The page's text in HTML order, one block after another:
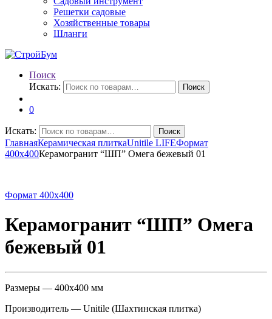
Решетки садовые
Хозяйственные товары
Шланги
Поиск
Искать:
Поиск
0
Искать: Поиск
ГлавнаяКерамическая плиткаUnitile LIFEФормат
400х400Керамогранит “ШП” Омега бежевый 01
Формат 400х400
Керамогранит “ШП” Омега
бежевый 01
Размеры — 400х400 мм
Производитель — Unitile (Шахтинская плитка)